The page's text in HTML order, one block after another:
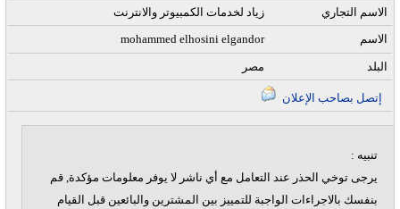
زياد لخدمات الكمبيوتر والانترنت
الاسم التجاري
mohammed elhosini elgandor
الاسم
مصر البلد
تنبيه :
يرجى توخي الحذر عند التعامل مع أي ناشر لا يوفر معلومات مؤكدة, قم
بنفسك بالاجراءات الواجبة للتمييز بين المشترين والبائعين قبل القيام